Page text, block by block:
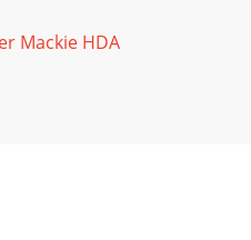
Mackie HDA